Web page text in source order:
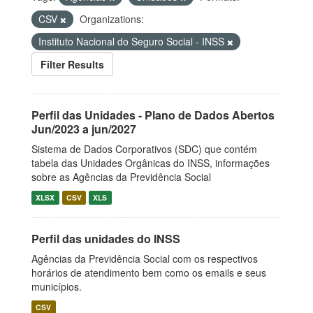
CSV
Organizations:
Instituto Nacional do Seguro Social - INSS
Filter Results
Perfil das Unidades - Plano de Dados Abertos
Jun/2023 a jun/2027
Sistema de Dados Corporativos (SDC) que contém
tabela das Unidades Orgânicas do INSS, informações
sobre as Agências da Previdência Social
XLSX CSV XLS
Perfil das unidades do INSS
Agências da Previdência Social com os respectivos
horários de atendimento bem como os emails e seus
municípios.
CSV